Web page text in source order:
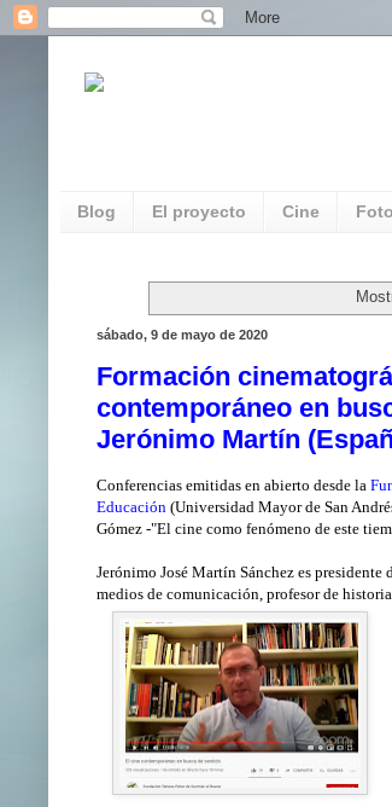
Blog El proyecto Cine
sábado, 9 de mayo de 2020
Formación
contemporáneo en
Jerónimo Martín
Conferencias emitidas en abierto desde la
Educación (Universidad Mayor de San
Gómez -"El cine como fenómeno de este
Jerónimo José Martín Sánchez es presidente
medios de comunicación, profesor de